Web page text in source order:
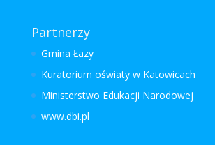
Partnerzy
Gmina Łazy
Kuratorium oświaty w Katowicach
Ministerstwo Edukacji Narodowej
www.dbi.pl